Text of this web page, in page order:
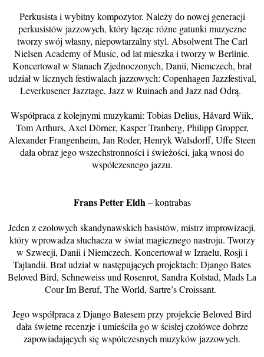
Perkusista i wybitny kompozytor. Należy do nowej generacji
perkusistów jazzowych, który łącząc różne gatunki muzyczne
tworzy swój własny, niepowtarzalny styl. Absolwent The Carl
Nielsen Academy of Music, od lat mieszka i tworzy w Berlinie.
Koncertował w Stanach Zjednoczonych, Danii, Niemczech, brał
udział w licznych festiwalach jazzowych: Copenhagen Jazzfestival,
Leverkusener Jazztage, Jazz w Ruinach and Jazz nad Odrą.
Współpraca z kolejnymi muzykami: Tobias Delius, Håvard Wiik,
Tom Arthurs, Axel Dörner, Kasper Tranberg, Philipp Gropper,
Alexander Frangenheim, Jan Roder, Henryk Walsdorff, Uffe Steen
dała obraz jego wszechstronności i świeżości, jaką wnosi do
współczesnego jazzu.
Frans Petter Eldh– kontrabas
Jeden z czołowych skandynawskich basistów, mistrz improwizacji,
który wprowadza słuchacza w świat magicznego nastroju. Tworzy
w Szwecji, Danii i Niemczech. Koncertował w Izraelu, Rosji i
Tajlandii. Brał udział w następujących projektach: Django Bates
Beloved Bird, Schneweiss und Rosenrot, Sandra Kolstad, Mads La
Cour Im Beruf, The World, Sartre’s Croissant.
Jego współpraca z Django Batesem przy projekcie Beloved Bird
dała świetne recenzje i umieściła go w ścisłej czołówce dobrze
zapowiadających się współczesnych muzyków jazzowych.